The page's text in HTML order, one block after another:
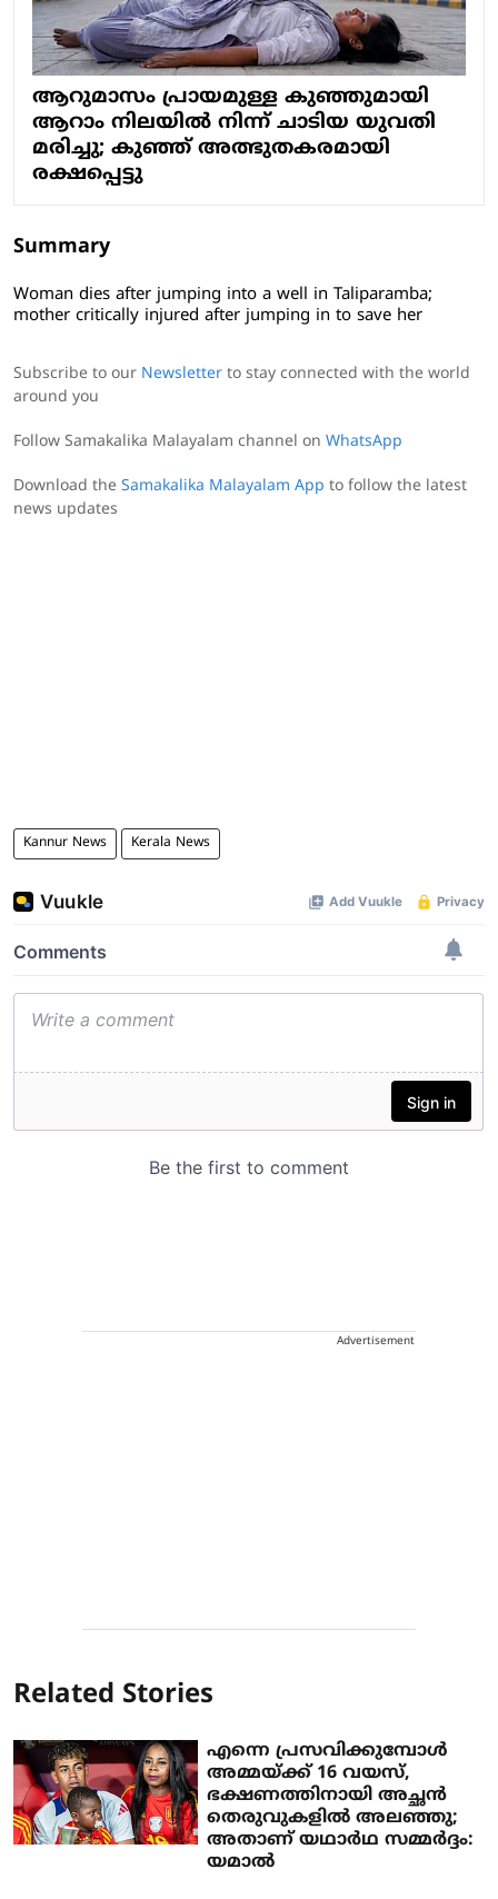
ആറുമാസം പ്രായമുള്ള കുഞ്ഞുമായി
ആറാം നിലയില്‍ നിന്ന് ചാടിയ യുവതി
മരിച്ചു; കുഞ്ഞ് അത്ഭുതകരമായി
രക്ഷപ്പെട്ടു
Summary
Woman dies after jumping into a well in Taliparamba;
mother critically injured after jumping in to save her
Subscribe to our Newsletter to stay connected with the world
around you
Follow Samakalika Malayalam channel on WhatsApp
Download the Samakalika Malayalam App to follow the latest
news updates
Kannur News Kerala News
Advertisement
Related Stories
എന്നെ പ്രസവിക്കുമ്പോള്‍
അമ്മയ്ക്ക് 16 വയസ്,
ഭക്ഷണത്തിനായി അച്ഛന്‍
തെരുവുകളില്‍ അലഞ്ഞു;
അതാണ് യഥാര്‍ഥ സമ്മര്‍ദ്ദം:
യമാല്‍